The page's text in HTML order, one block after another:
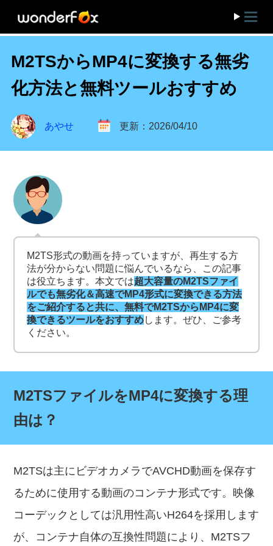
M2TSからMP4に変換する無劣
化方法と無料ツールおすすめ
あやせ 更新：2026/04/10
M2TS形式の動画を持っていますが、再生する方
法が分からない問題に悩んでいるなら、この記事
は役立ちます。本文では超大容量のM2TSファイ
ルでも無劣化＆高速でMP4形式に変換できる方法
をご紹介すると共に、無料でM2TSからMP4に変
換できるツールをおすすめします。ぜひ、ご参考
ください。
M2TSファイルをMP4に変換する理
由は？
M2TSは主にビデオカメラでAVCHD動画を保存す
るために使用する動画のコンテナ形式です。映像
コーデックとしては汎用性高いH264を採用します
が、コンテナ自体の互換性問題により、M2TSフ